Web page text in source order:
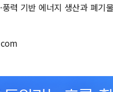
풍력 기반 에너지 생산과 폐